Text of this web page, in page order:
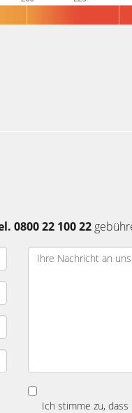
0800 22 100 22
Ich stimme zu,